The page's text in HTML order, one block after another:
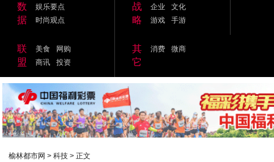
数
据
娱乐要点
时尚观点
战
略
企业
文化
游戏
手游
联
盟
美食
网购
商讯
投资
其
它
消费 微商
榆林都市网 >科技 > 正文